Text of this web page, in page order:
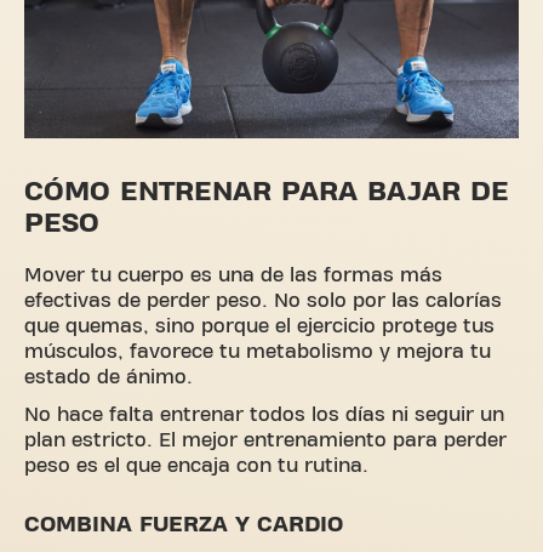
CÓMO ENTRENAR PARA BAJAR DE
PESO
Mover tu cuerpo es una de las formas más
efectivas de perder peso. No solo por las calorías
que quemas, sino porque el ejercicio protege tus
músculos, favorece tu metabolismo y mejora tu
estado de ánimo.
No hace falta entrenar todos los días ni seguir un
plan estricto. El mejor entrenamiento para perder
peso es el que encaja con tu rutina.
COMBINA FUERZA Y CARDIO